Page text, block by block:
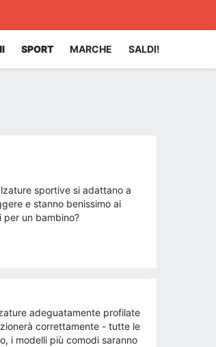
SPORT MARCHE SALDI!
sportive si adattano a
e stanno benissimo ai
per un bambino?
adeguatamente profilate
correttamente - tutte le
i modelli più comodi saranno